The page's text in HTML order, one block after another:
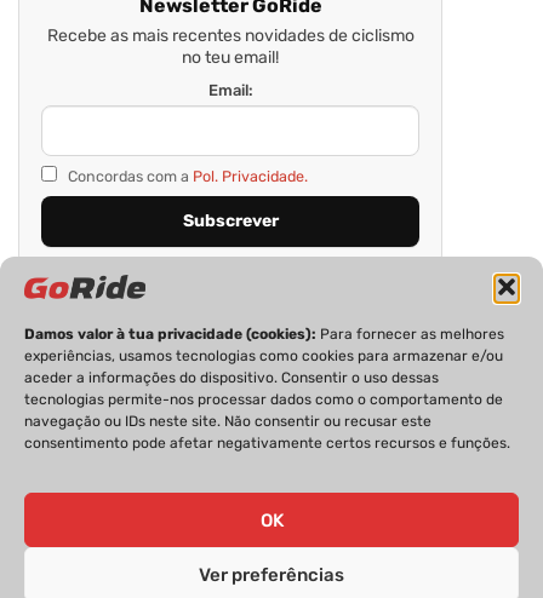
Damos valor à tua privacidade (cookies): Para fornecer as melhores
experiências, usamos tecnologias como cookies para armazenar e/ou
aceder a informações do dispositivo. Consentir o uso dessas
tecnologias permite-nos processar dados como o comportamento de
navegação ou IDs neste site. Não consentir ou recusar este
consentimento pode afetar negativamente certos recursos e funções.
OK
Ver preferências
Newsletter GoRide
Recebe as mais recentes novidades de ciclismo
no teu email!
Email:
Concordas com a Pol. Privacidade.
PRIVACIDADE FICHA TÉCNICA
ESTATUTO EDITORIAL